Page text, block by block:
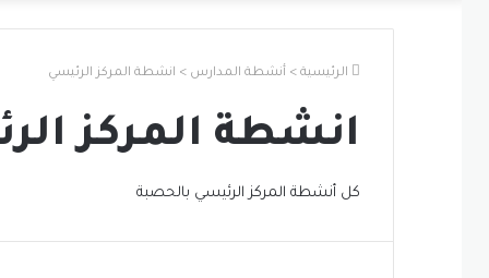
الرئيسية > أنشطة المدارس > انشطة المركز الرئيسي
انشطة المركز
كل أنشطة المركز الرئيسي بالحصبة